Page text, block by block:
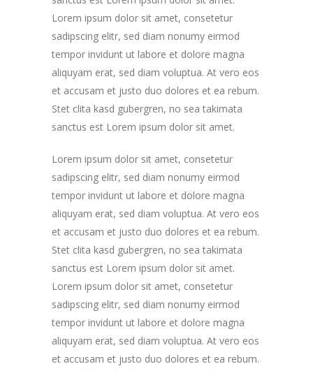
Lorem ipsum dolor sit amet, consetetur
sadipscing elitr, sed diam nonumy eirmod
tempor invidunt ut labore et dolore magna
aliquyam erat, sed diam voluptua. At vero eos
et accusam et justo duo dolores et ea rebum.
Stet clita kasd gubergren, no sea takimata
sanctus est Lorem ipsum dolor sit amet.
Lorem ipsum dolor sit amet, consetetur
sadipscing elitr, sed diam nonumy eirmod
tempor invidunt ut labore et dolore magna
aliquyam erat, sed diam voluptua. At vero eos
et accusam et justo duo dolores et ea rebum.
Stet clita kasd gubergren, no sea takimata
sanctus est Lorem ipsum dolor sit amet.
Lorem ipsum dolor sit amet, consetetur
sadipscing elitr, sed diam nonumy eirmod
tempor invidunt ut labore et dolore magna
aliquyam erat, sed diam voluptua. At vero eos
et accusam et justo duo dolores et ea rebum.